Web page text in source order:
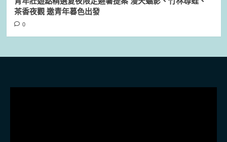
茶香夜觀 邀青年暮色出發
0